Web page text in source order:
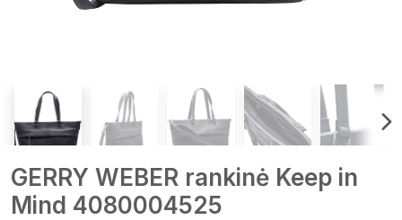
GERRY WEBER rankinė Keep in
Mind 4080004525